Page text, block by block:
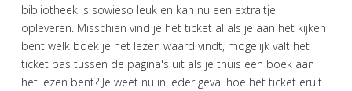
bibliotheek is sowieso leuk en kan nu een extra'tje
opleveren. Misschien vind je het ticket al als je aan het kijken
bent welk boek je het lezen waard vindt, mogelijk valt het
ticket pas tussen de pagina's uit als je thuis een boek aan
het lezen bent? Je weet nu in ieder geval hoe het ticket eruit